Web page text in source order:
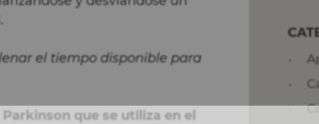
el tiempo disponible para
que se utiliza en el